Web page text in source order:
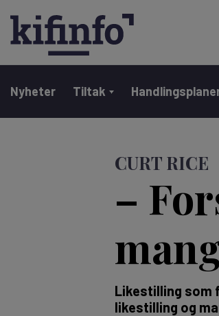
Main navigation
Nyheter Tiltak
CURT RICE
–
Likestilling som
likestilling og